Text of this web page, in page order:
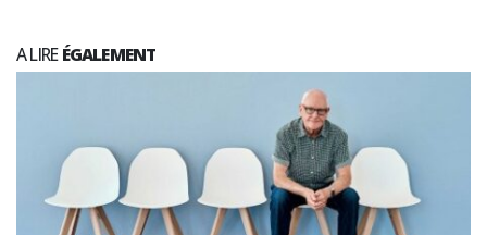
A LIREÉGALEMENT